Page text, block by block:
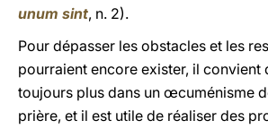
unum sint, n. 2).
Pour dépasser les obstacles et les
pourraient encore exister, il convient
toujours plus dans un œcuménisme
prière, et il est utile de réaliser des